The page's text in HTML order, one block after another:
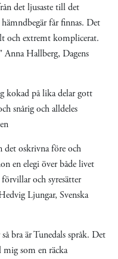
det ljusaste till det
får finnas. Det
och extremt komplicerat.
Hallberg, Dagens
kokad på lika delar gott
snårig och alldeles
det oskrivna före och
en elegi över både livet
och syresätter
Ljungar, Svenska
bra är Tunedals språk. Det
som en räcka